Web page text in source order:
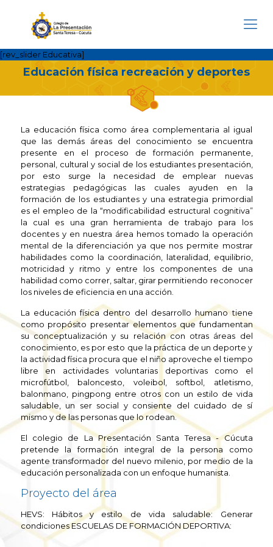
[rev_slider Educativa]
Educación física recreación y deportes
La educación física como área complementaria al igual
que las demás áreas del conocimiento se encuentra
presente en el proceso de formación permanente,
personal, cultural y social de los estudiantes presentación,
por esto surge la necesidad de emplear nuevas
estrategias pedagógicas las cuales ayuden en la
formación de los estudiantes y una estrategia primordial
es el empleo de la “modificabilidad estructural cognitiva”
la cual es una gran herramienta de trabajo para los
docentes y en nuestra área hemos tomado la operación
mental de la diferenciación ya que nos permite mostrar
habilidades como la coordinación, lateralidad, equilibrio,
motricidad y ritmo y entre los componentes de una
habilidad como correr, saltar, girar permitiendo reconocer
los niveles de eficiencia en una acción.
La educación física dentro del desarrollo humano tiene
como propósito presentar elementos que fundamentan
su conceptualización y su relación con otras áreas del
conocimiento, es por esto que la práctica de un deporte y
la actividad física procura que el niño aproveche el tiempo
libre en actividades voluntarias deportivas como el
microfútbol, baloncesto, voleibol, softbol, atletismo,
balonmano, pingpong entre otros con un estilo de vida
saludable, un ser social y consiente del cuidado de sí
mismo y de las personas que lo rodean.
El colegio de La Presentación Santa Teresa - Cúcuta
pretende la formación integral de la persona como
agente transformador del nuevo milenio, por medio de la
educación personalizada con un enfoque humanista.
Proyecto del área
HEVS: Hábitos y estilo de vida saludable: Generar
condiciones ESCUELAS DE FORMACIÓN DEPORTIVA: